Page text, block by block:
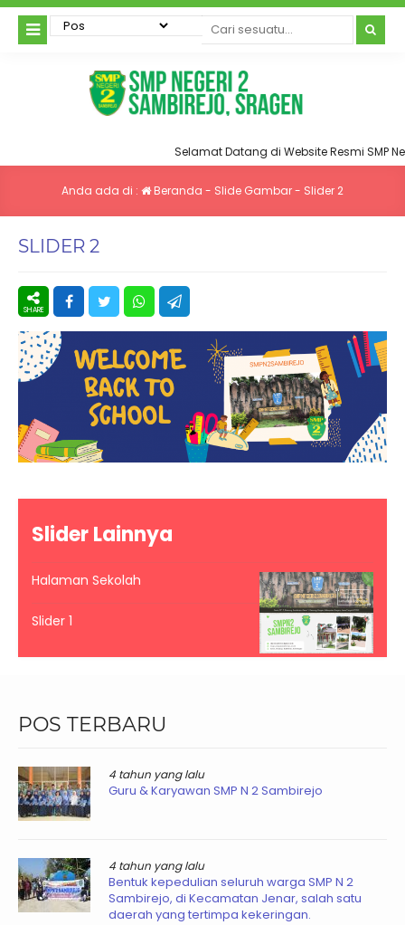
Selamat Datang di Website Resmi SMP
Anda ada di : Beranda - Slide Gambar- Slider 2
SLIDER 2
Slider Lainnya
Halaman Sekolah
Slider 1
POS TERBARU
4 tahun yang lalu
Guru & Karyawan SMP N 2 Sambirejo
4 tahun yang lalu
Bentuk kepedulian seluruh warga SMP N 2
Sambirejo, di Kecamatan Jenar, salah satu
daerah yang tertimpa kekeringan.